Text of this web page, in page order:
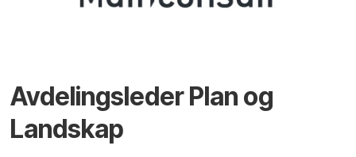
Avdelingsleder Plan og
Landskap